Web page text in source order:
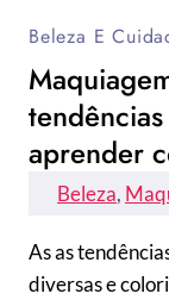
Beleza E
aprender
Beleza,
As as
diversas e